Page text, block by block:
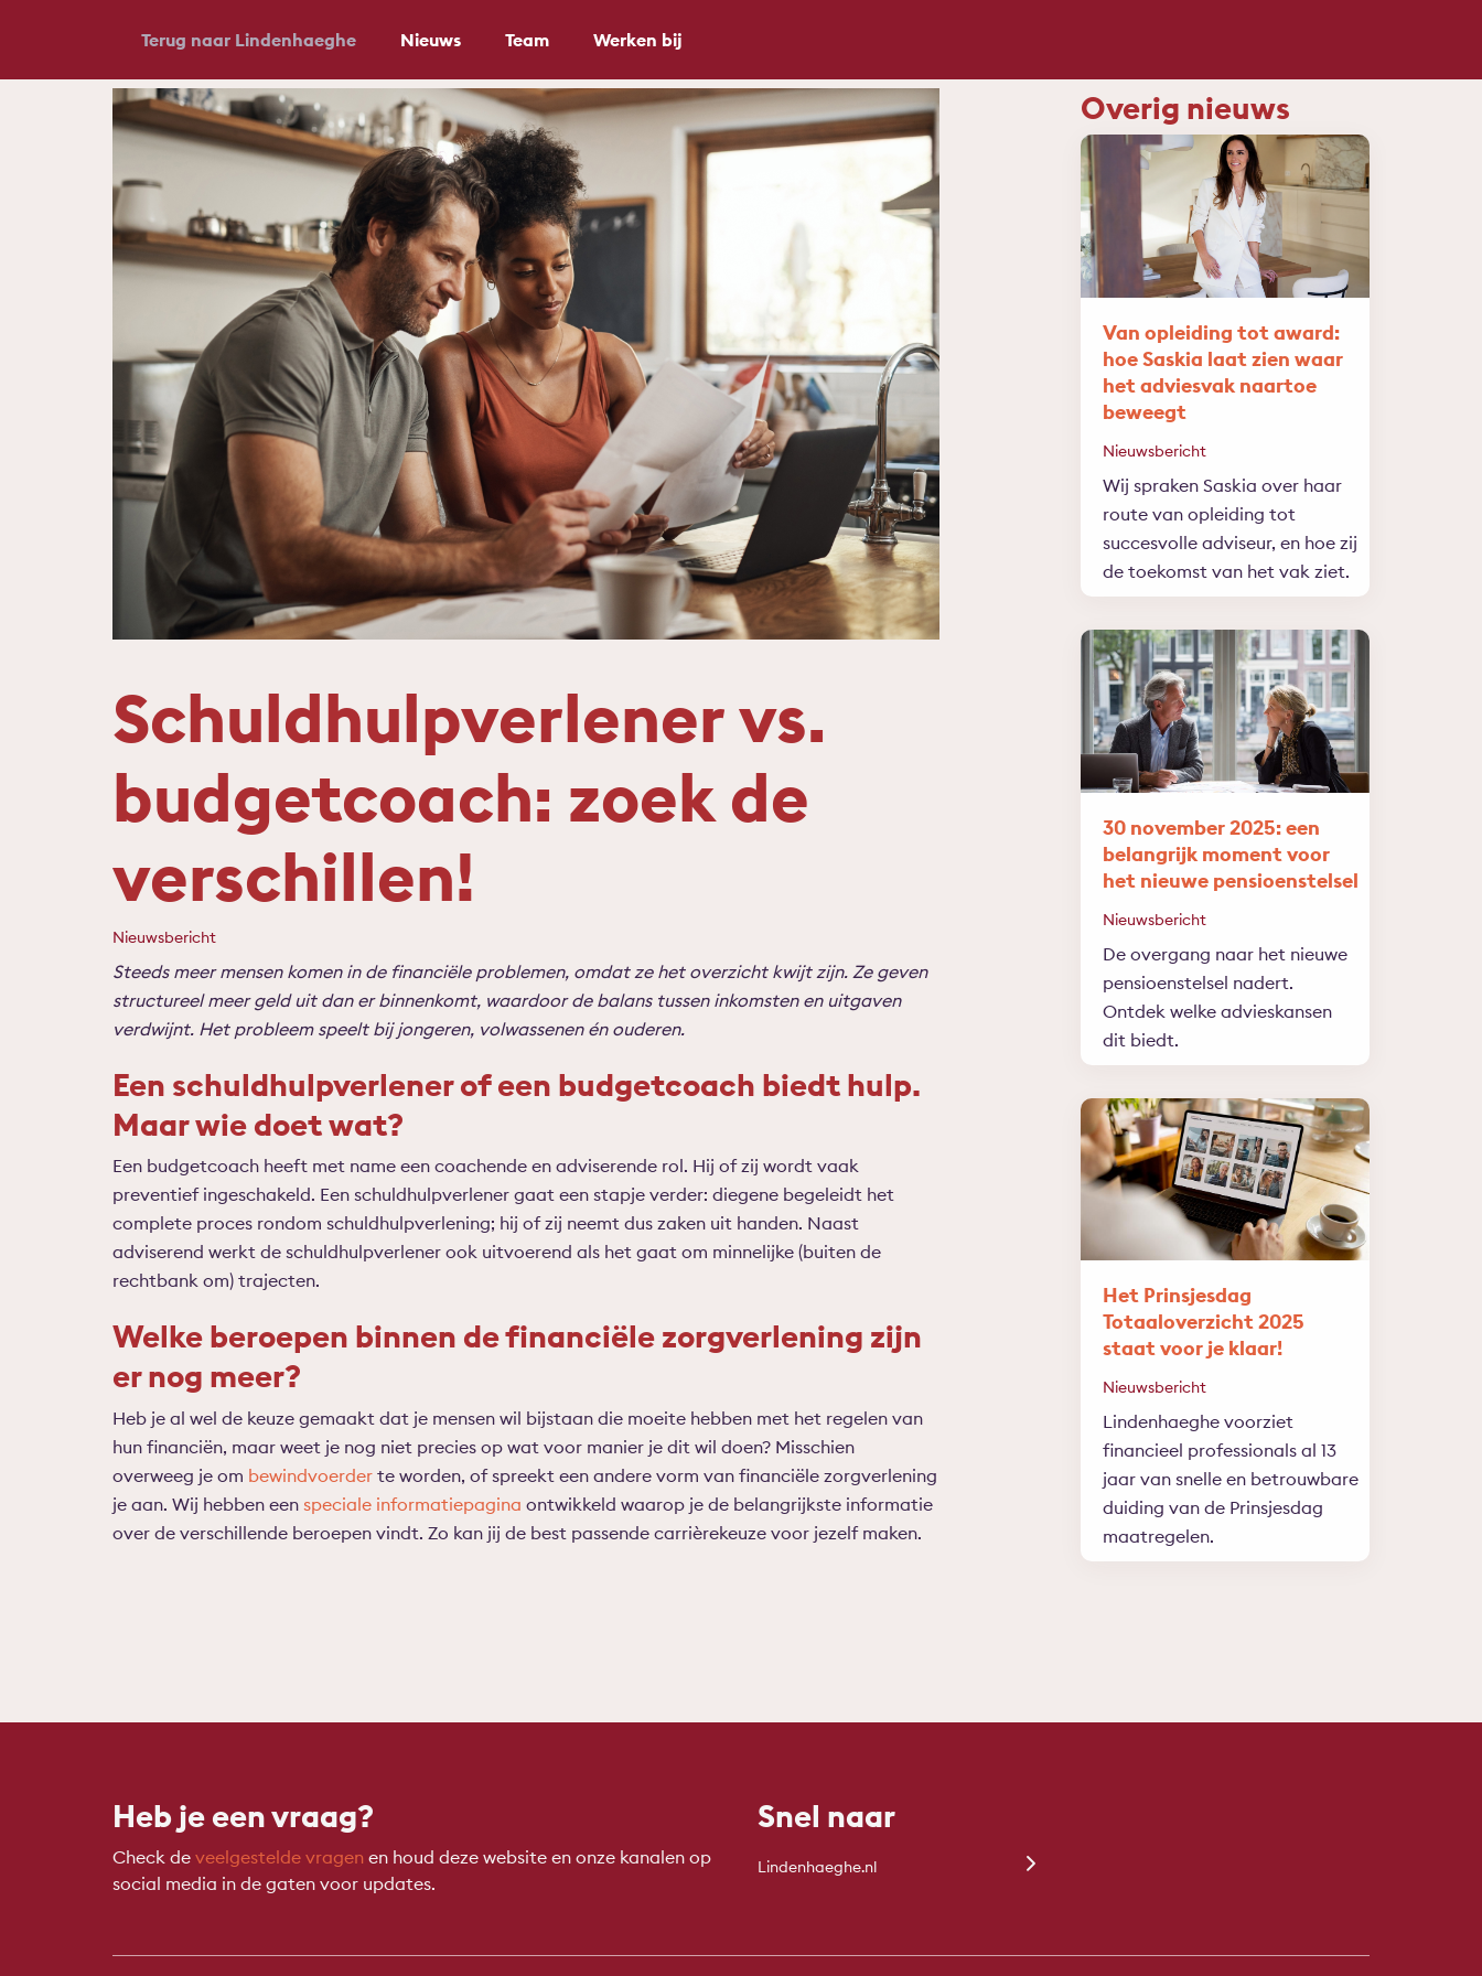
Terug naar Lindenhaeghe Nieuws Team Werken bij
Schuldhulpverlener vs.
budgetcoach: zoek de
verschillen!
Nieuwsbericht
Steeds meer mensen komen in de financiële problemen, omdat ze het overzicht kwijt zijn. Ze geven
structureel meer geld uit dan er binnenkomt, waardoor de balans tussen inkomsten en uitgaven
verdwijnt. Het probleem speelt bij jongeren, volwassenen én ouderen.
Een schuldhulpverlener of een budgetcoach biedt hulp.
Maar wie doet wat?
Een budgetcoach heeft met name een coachende en adviserende rol. Hij of zij wordt vaak
preventief ingeschakeld. Een schuldhulpverlener gaat een stapje verder: diegene begeleidt het
complete proces rondom schuldhulpverlening; hij of zij neemt dus zaken uit handen. Naast
adviserend werkt de schuldhulpverlener ook uitvoerend als het gaat om minnelijke (buiten de
rechtbank om) trajecten.
Welke beroepen binnen de financiële zorgverlening zijn
er nog meer?
Heb je al wel de keuze gemaakt dat je mensen wil bijstaan die moeite hebben met het regelen van
hun financiën, maar weet je nog niet precies op wat voor manier je dit wil doen? Misschien
overweeg je om bewindvoerder te worden, of spreekt een andere vorm van financiële zorgverlening
je aan. Wij hebben een speciale informatiepagina ontwikkeld waarop je de belangrijkste informatie
over de verschillende beroepen vindt. Zo kan jij de best passende carrièrekeuze voor jezelf maken.
Overig nieuws
Van opleiding tot award:
hoe Saskia laat zien waar
het adviesvak naartoe
beweegt
Nieuwsbericht
Wij spraken Saskia over haar
route van opleiding tot
succesvolle adviseur, en hoe zij
de toekomst van het vak ziet.
30 november 2025: een
belangrijk moment voor
het nieuwe pensioenstelsel
Nieuwsbericht
De overgang naar het nieuwe
pensioenstelsel nadert.
Ontdek welke advieskansen
dit biedt.
Het Prinsjesdag
Totaaloverzicht 2025
staat voor je klaar!
Nieuwsbericht
Lindenhaeghe voorziet
financieel professionals al 13
jaar van snelle en betrouwbare
duiding van de Prinsjesdag
maatregelen.
Heb je een vraag?
Check de veelgestelde vragen en houd deze website en onze kanalen op
social media in de gaten voor updates.
Snel naar
Lindenhaeghe.nl